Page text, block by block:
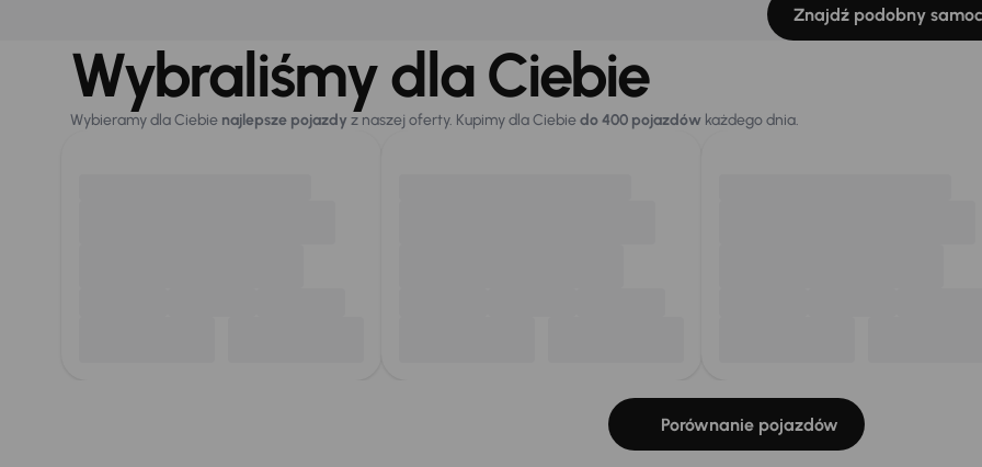
Znajdź podobny
Wybraliśmy dla Ciebie
Wybieramy dla Ciebie najlepsze pojazdy z naszej oferty. Kupimy dla Ciebiedo 400 pojazdów każdego dnia.
Porównanie pojazdów